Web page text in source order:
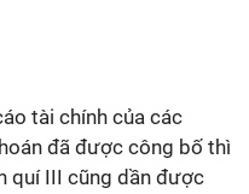
tài chính của các
đã được công bố thì
quí III cũng dần được